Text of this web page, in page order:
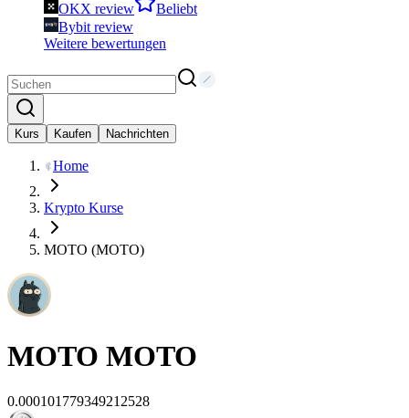
OKX review
Beliebt
Bybit review
Weitere bewertungen
Kurs Kaufen Nachrichten
Home
Krypto Kurse
MOTO (MOTO)
MOTO MOTO
0.000101779349212528